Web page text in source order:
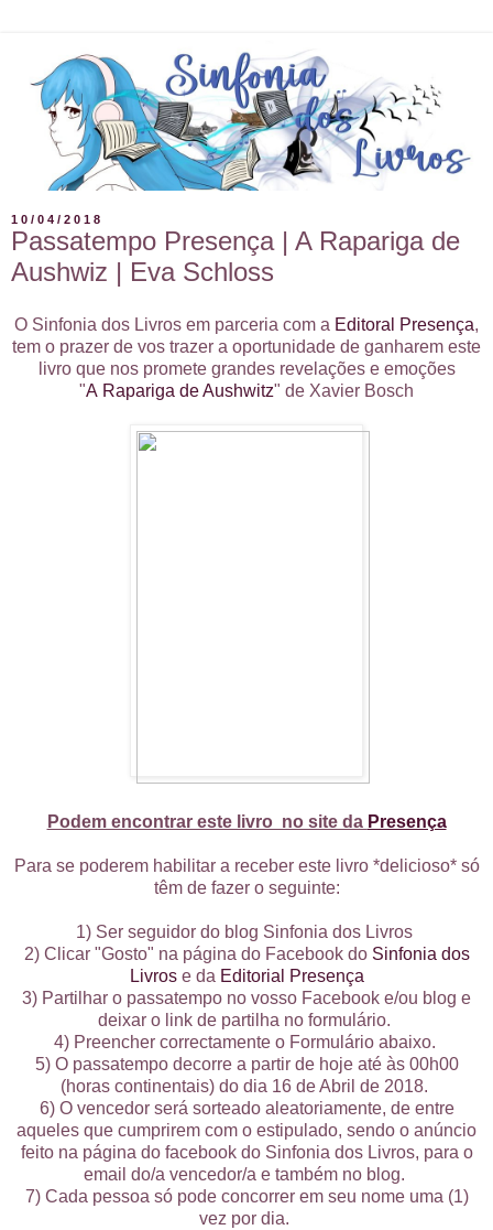
10/04/2018
Passatempo Presença | A Rapariga de
Aushwiz | Eva Schloss
O Sinfonia dos Livros em parceria com a Editoral Presença,
tem o prazer de vos trazer a oportunidade de ganharem este
livro que nos promete grandes revelações e emoções
"A Rapariga de Aushwitz" de Xavier Bosch
Podem encontrar este livro no site da Presença
Para se poderem habilitar a receber este livro *delicioso* só
têm de fazer o seguinte:
1) Ser seguidor do blog Sinfonia dos Livros
2) Clicar "Gosto" na página do Facebook do Sinfonia dos
Livrose da Editorial Presença
3) Partilhar o passatempo no vosso Facebook e/ou blog e
deixar o link de partilha no formulário.
4) Preencher correctamente o Formulário abaixo.
5) O passatempo decorre a partir de hoje até às 00h00
(horas continentais) do dia 16 de Abril de 2018.
6) O vencedor será sorteado aleatoriamente, de entre
aqueles que cumprirem com o estipulado, sendo o anúncio
feito na página do facebook do Sinfonia dos Livros, para o
email do/a vencedor/a e também no blog.
7) Cada pessoa só pode concorrer em seu nome uma (1)
vez por dia.